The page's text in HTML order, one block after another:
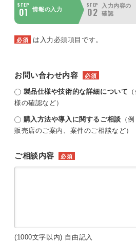
STEP
01 情報の入力
STEP
02
入力内容の
確認
必須 は入力必須項目です。
お問い合わせ内容 必須
製品仕様や技術的な詳細について
様の確認など）
購入方法や導入に関するご相談 （
販売店のご案内、案件のご相談など）
ご相談内容 必須
(1000文字以内) 自由記入